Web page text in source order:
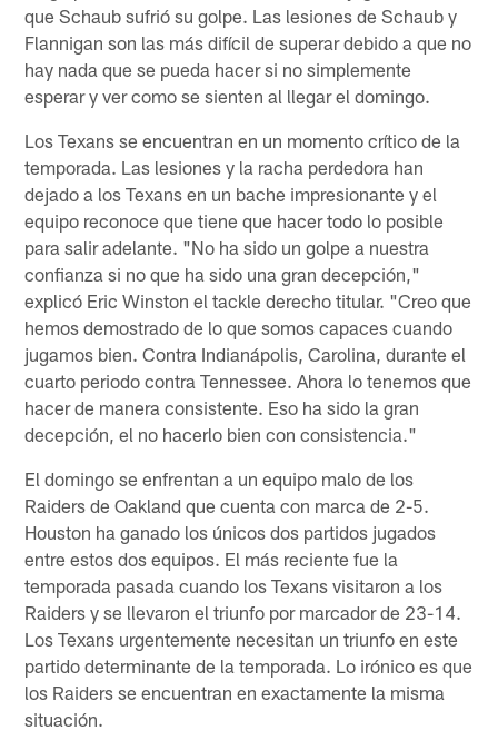
que Schaub sufrió su golpe. Las lesiones de Schaub y
Flannigan son las más difícil de superar debido a que no
hay nada que se pueda hacer si no simplemente
esperar y ver como se sienten al llegar el domingo.
Los Texans se encuentran en un momento crítico de la
temporada. Las lesiones y la racha perdedora han
dejado a los Texans en un bache impresionante y el
equipo reconoce que tiene que hacer todo lo posible
para salir adelante. "No ha sido un golpe a nuestra
confianza si no que ha sido una gran decepción,"
explicó Eric Winston el tackle derecho titular. "Creo que
hemos demostrado de lo que somos capaces cuando
jugamos bien. Contra Indianápolis, Carolina, durante el
cuarto periodo contra Tennessee. Ahora lo tenemos que
hacer de manera consistente. Eso ha sido la gran
decepción, el no hacerlo bien con consistencia."
El domingo se enfrentan a un equipo malo de los
Raiders de Oakland que cuenta con marca de 2-5.
Houston ha ganado los únicos dos partidos jugados
entre estos dos equipos. El más reciente fue la
temporada pasada cuando los Texans visitaron a los
Raiders y se llevaron el triunfo por marcador de 23-14.
Los Texans urgentemente necesitan un triunfo en este
partido determinante de la temporada. Lo irónico es que
los Raiders se encuentran en exactamente la misma
situación.